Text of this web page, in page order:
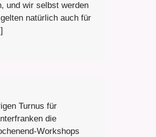
und wir selbst werden
natürlich auch für
Turnus für
die
Workshops